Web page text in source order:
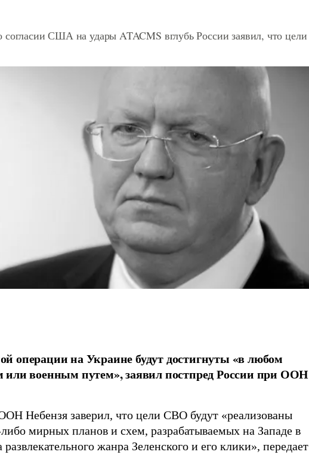
США на удары ATACMS вглубь России заявил, что цели
операции на Украине будут достигнуты «в любом
или военным путем», заявил постпред России при ООН
Небензя заверил, что цели СВО будут «реализованы
мирных планов и схем, разрабатываемых на Западе в
развлекательного жанра Зеленского и его клики», передает